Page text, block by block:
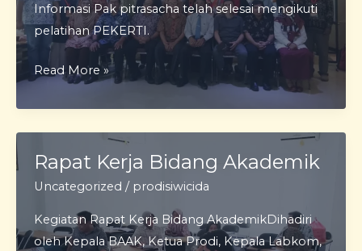
Dharma
Informasi Pak pitrasacha telah selesai mengikuti
pelatihan PEKERTI.
Pelatihan
2019
Read More »
Rapat Kerja Bidang Akademik
Uncategorized / prodisiwicida
Kegiatan Rapat Kerja Bidang AkademikDihadiri
oleh Kepala BAAK, Ketua Prodi, Kepala Labkom,